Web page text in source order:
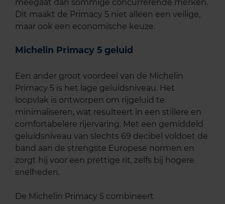
meegaat dan sommige concurrerende merken.
Dit maakt de Primacy 5 niet alleen een veilige,
maar ook een economische keuze.
Michelin Primacy 5 geluid
Een ander groot voordeel van de Michelin
Primacy 5 is het lage geluidsniveau. Het
loopvlak is ontworpen om rijgeluid te
minimaliseren, wat resulteert in een stillere en
comfortabelere rijervaring. Met een gemiddeld
geluidsniveau van slechts 69 decibel voldoet de
band aan de strengste Europese normen en
zorgt hij voor een prettige rit, zelfs bij hogere
snelheden.
De Michelin Primacy 5 combineert